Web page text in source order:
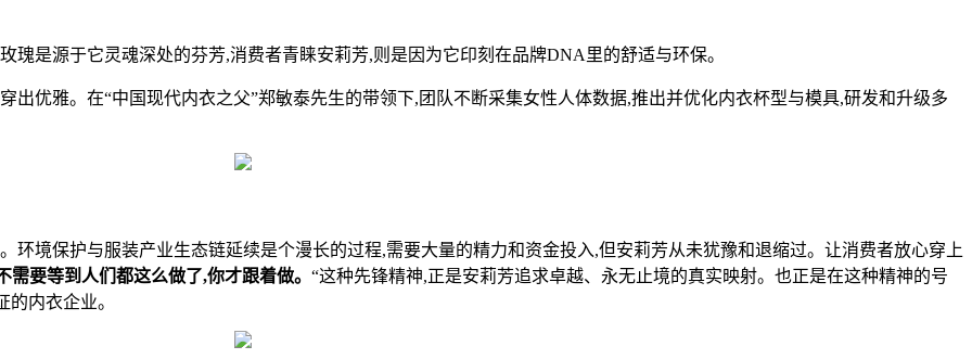
瑰是源于它灵魂深处的芬芳,消费者青睐安莉芳,则是因为它印刻在品牌DNA里的舒适与环保。
雅。在“中国现代内衣之父”郑敏泰先生的带领下,团队不断采集女性人体数据,推出并优化内衣杯型与模具,研发和升级多
保护与服装产业生态链延续是个漫长的过程,需要大量的精力和资金投入,但安莉芳从未犹豫和退缩过。让消费者放心穿上
需要等到人们都这么做了,你才跟着做。 “这种先锋精神,正是安莉芳追求卓越、永无止境的真实映射。也正是在这种精神的号
内衣企业。